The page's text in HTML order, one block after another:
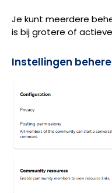
Je kunt meerdere
is bij grotere of
Instellingen